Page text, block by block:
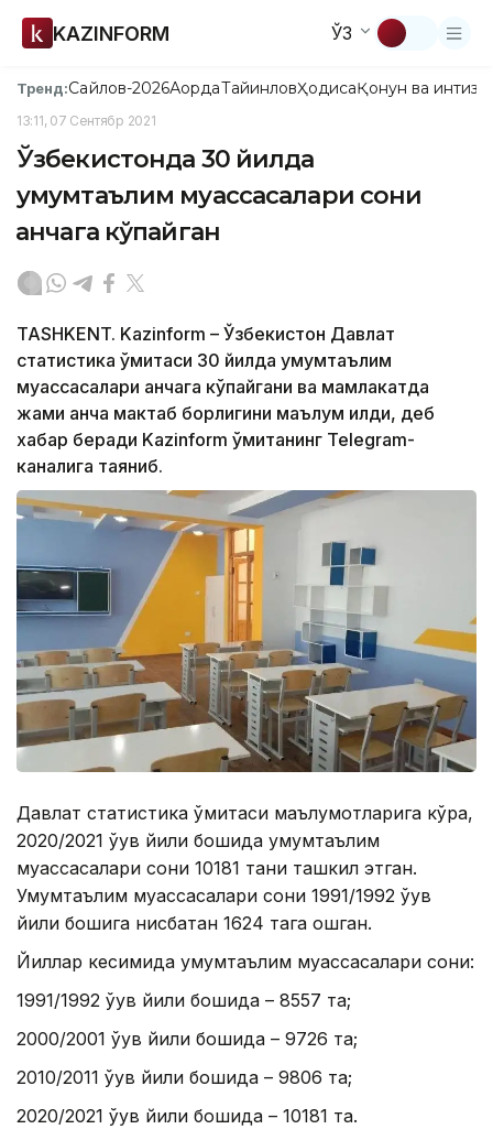
KAZINFORM ЎЗ
Тренд:Сайлов-2026АқордаТайинловҲодисаҚонун ва
13:11, 07 Сентябр 2021
Ўзбекистонда 30 йилда
умумтаълим муассасалари сони
қанчага кўпайган
TASHKENT. Kazinform – Ўзбекистон Давлат
статистика қўмитаси 30 йилда умумтаълим
муассасалари қанчага кўпайгани ва мамлакатда
жами қанча мактаб борлигини маълум қилди, деб
хабар беради Kazinform қўмитанинг Telegram-
каналига таяниб.
Давлат статистика қўмитаси маълумотларига кўра,
2020/2021 ўқув йили бошида умумтаълим
муассасалари сони 10181 тани ташкил этган.
Умумтаълим муассасалари сони 1991/1992 ўқув
йили бошига нисбатан 1624 тага ошган.
Йиллар кесимида умумтаълим муассасалари сони:
1991/1992 ўқув йили бошида – 8557 та;
2000/2001 ўқув йили бошида – 9726 та;
2010/2011 ўқув йили бошида – 9806 та;
2020/2021 ўқув йили бошида – 10181 та.